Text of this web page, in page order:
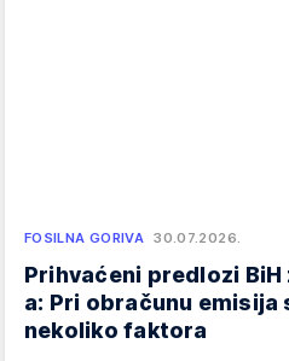
FOSILNA GORIVA 30.07.2026.
Prihvaćeni predlozi BiH
a: Pri obračunu
nekoliko faktora